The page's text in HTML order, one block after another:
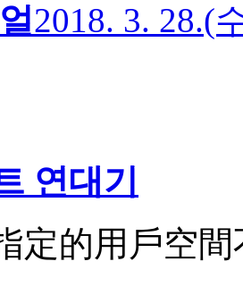
2018. 3. 28.(
연대기
定的用戶空間